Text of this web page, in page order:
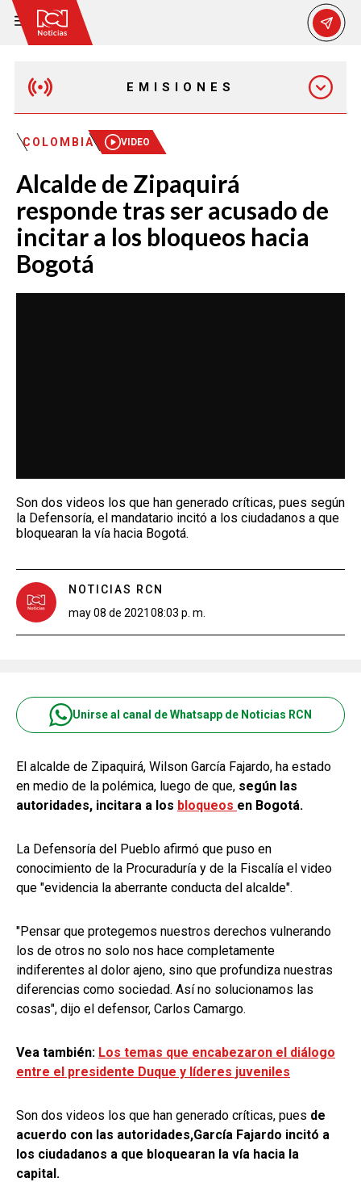
EMISIONES
EMISIÓN 12:30 PM
EMISIÓN 7:00 PM
COLOMBIA VIDEO
Alcalde de Zipaquirá
responde tras ser acusado de
incitar a los bloqueos hacia
Bogotá
Son dos videos los que han generado críticas, pues según
la Defensoría, el mandatario incitó a los ciudadanos a que
bloquearan la vía hacia Bogotá.
NOTICIAS RCN
may 08 de 2021 08:03 p. m.
Unirse al canal de Whatsapp de Noticias RCN
El alcalde de Zipaquirá, Wilson García Fajardo, ha estado
en medio de la polémica, luego de que, según las
autoridades, incitara a los bloqueos en Bogotá.
La Defensoría del Pueblo afirmó que puso en
conocimiento de la Procuraduría y de la Fiscalía el video
que "evidencia la aberrante conducta del alcalde".
"Pensar que protegemos nuestros derechos vulnerando
los de otros no solo nos hace completamente
indiferentes al dolor ajeno, sino que profundiza nuestras
diferencias como sociedad. Así no solucionamos las
cosas", dijo el defensor, Carlos Camargo.
Vea también: Los temas que encabezaron el diálogo
entre el presidente Duque y líderes juveniles
Son dos videos los que han generado críticas, pues de
acuerdo con las autoridades,García Fajardo incitó a
los ciudadanos a que bloquearan la vía hacia la
capital.